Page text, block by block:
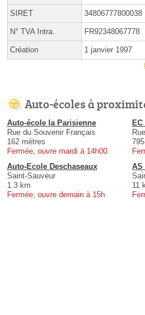
SIRET 34806777800038
N° TVA Intra. FR92348067778
Création 1 janvier 1997
Auto-écoles à
Auto-école la Parisienne
Rue du Souvenir Français
162 mètres
Fermée, ouvre mardi à 14h00
EC
Auto-Ecole Deschaseaux
Saint-Sauveur
1.3 km
Fermée, ouvre demain à 15h
AS
11